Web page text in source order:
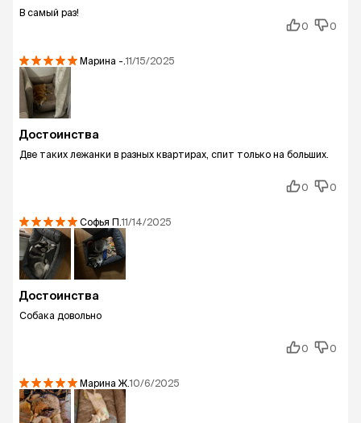
В самый раз!
0
0
Марина -.11/15/2025
Достоинства
Две таких лежанки в разных квартирах, спит только на больших.
0 0
Софья П.11/14/2025
Достоинства
Собака довольно
0 0
Марина Ж.10/6/2025